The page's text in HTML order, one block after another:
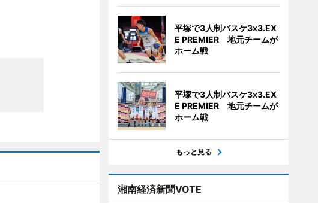
平塚で3人制バスケ3x3.EX
E PREMIER 地元チームが
ホーム戦
平塚で3人制バスケ3x3.EX
E PREMIER 地元チームが
ホーム戦
もっと見る
湘南経済新聞VOTE